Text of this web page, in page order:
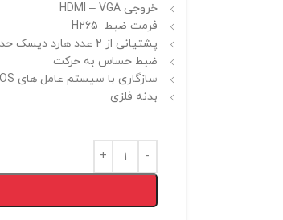
خروجی HDMI – VGA
فرمت ضبط H265
پشتیانی از 2 عدد هارد دیسک حداکثر 10 ترابایت
ضبط حساس به حرکت
سازگاری با سیستم عامل های ANDROID-IOS
بدنه فلزی